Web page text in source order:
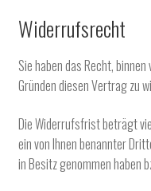
Widerrufsrecht
Sie haben das Recht,
Gründen diesen Vertrag zu
Die Widerrufsfrist beträgt
ein von Ihnen benannter
in Besitz genommen haben